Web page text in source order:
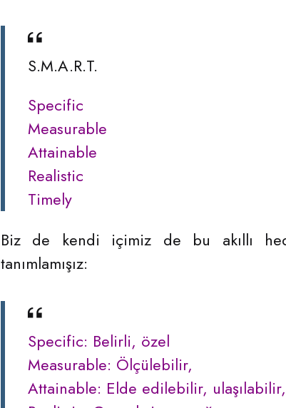
S.M.A.R.T.
Specific
Measurable
Attainable
Realistic
Timely
Biz de kendi içimiz de bu akıllı
tanımlamışız:
Specific: Belirli, özel
Measurable: Ölçülebilir,
Attainable: Elde edilebilir,